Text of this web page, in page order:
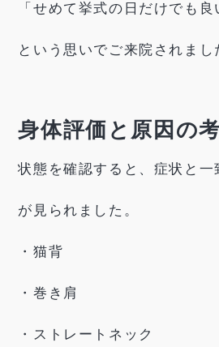
「せめて挙式の日だけでも良
という思いでご来院されまし
身体評価と原因の
状態を確認すると、症状と一
が見られました。
・猫背
・巻き肩
・ストレートネック